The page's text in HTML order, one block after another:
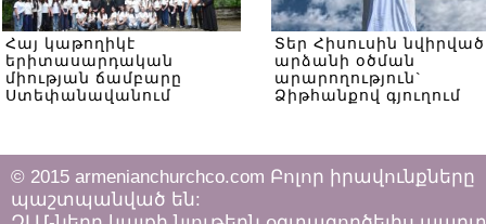
Հայ կաթողիկէ
երիտասարդական
միության ճամբարը
Ստեփանավանում
Տեր Հիսուսին նվիրված
արձանի օծման
արարողություն`
Ձիթհանքով գյուղում
© 2015 armenianchurchco.com Բոլոր իրավունքները
պաշտպանված են: